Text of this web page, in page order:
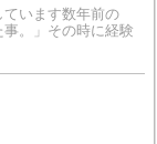
ています数年前の
事。」その時に経験